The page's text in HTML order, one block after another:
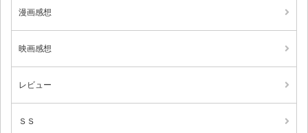
漫画感想
映画感想
レビュー
ＳＳ